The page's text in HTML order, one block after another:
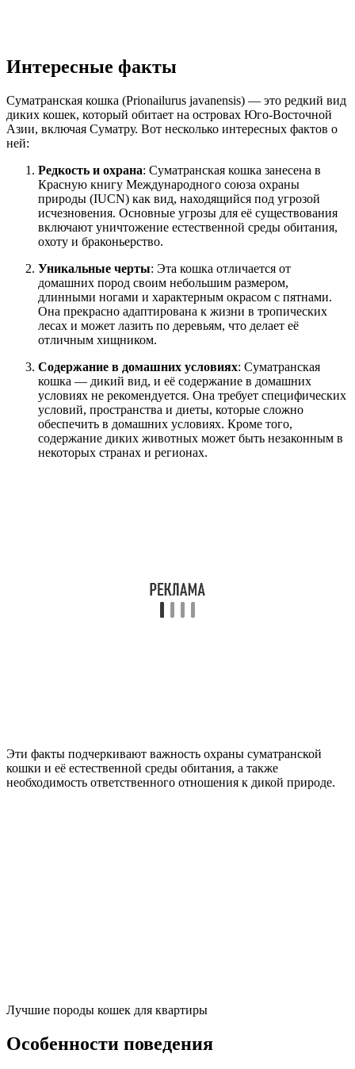
Интересные факты
Суматранская кошка (Prionailurus javanensis) — это редкий вид
диких кошек, который обитает на островах Юго-Восточной
Азии, включая Суматру. Вот несколько интересных фактов о
ней:
Редкость и охрана: Суматранская кошка занесена в
Красную книгу Международного союза охраны
природы (IUCN) как вид, находящийся под угрозой
исчезновения. Основные угрозы для её существования
включают уничтожение естественной среды обитания,
охоту и браконьерство.
Уникальные черты: Эта кошка отличается от
домашних пород своим небольшим размером,
длинными ногами и характерным окрасом с пятнами.
Она прекрасно адаптирована к жизни в тропических
лесах и может лазить по деревьям, что делает её
отличным хищником.
Содержание в домашних условиях: Суматранская
кошка — дикий вид, и её содержание в домашних
условиях не рекомендуется. Она требует специфических
условий, пространства и диеты, которые сложно
обеспечить в домашних условиях. Кроме того,
содержание диких животных может быть незаконным в
некоторых странах и регионах.
Эти факты подчеркивают важность охраны суматранской
кошки и её естественной среды обитания, а также
необходимость ответственного отношения к дикой природе.
Лучшие породы кошек для квартиры
Особенности поведения